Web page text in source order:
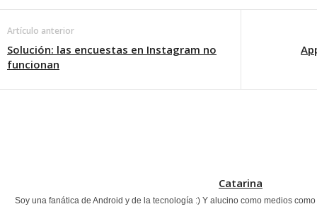
Artículo anterior
Solución: las encuestas en Instagram no
funcionan
Catarina
Soy una fanática de Android y de la tecnología :) Y alucino como medios